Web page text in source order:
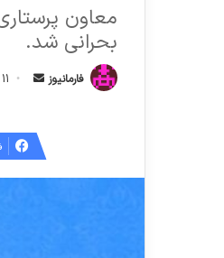
معاون
بحرانی شد.
فارمانیوز 11 تیر 1404 - 9:28 ق.ظ